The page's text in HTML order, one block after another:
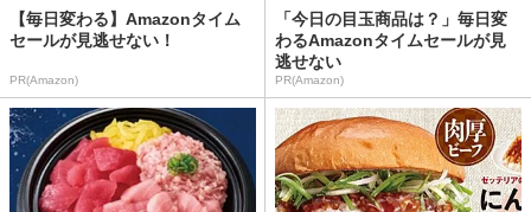
【毎日変わる】Amazonタイム
セールが見逃せない！
PR(Amazon)
「今日の目玉商品は？」毎日変
わるAmazonタイムセールが見
逃せない
PR(Amazon)